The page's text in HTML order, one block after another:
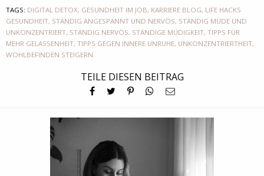
TAGS: DIGITAL DETOX, GESUNDHEIT IM JOB, KARRIERE BLOG, LIFE HACKS
GESUNDHEIT, STÄNDIG ANGESPANNT UND NERVÖS, STÄNDIG MÜDE UND
UNKONZENTRIERT, STÄNDIG NERVÖS, STÄNDIGE MÜDIGKEIT, TIPPS FÜR
MEHR GELASSENHEIT, TIPPS GEGEN INNERE UNRUHE, UNKONZENTRIERTHEIT,
WOHLBEFINDEN STEIGERN
TEILE DIESEN BEITRAG